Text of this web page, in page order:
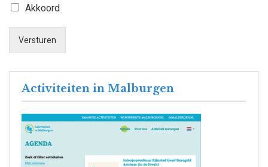
Akkoord
Versturen
Activiteiten in Malburgen